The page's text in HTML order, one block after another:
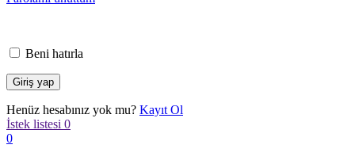
Beni hatırla
Henüz hesabınız yok mu? Kayıt Ol
İstek listesi 0
0